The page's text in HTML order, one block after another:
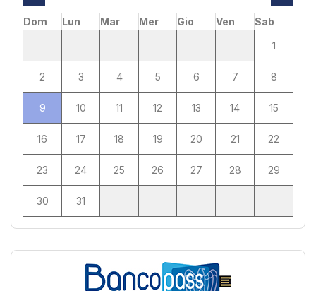
Dom Lun Mar Mer Gio Ven
Sab
1
2 3 4 5 6 7 8
9 10 11 12 13 14 15
16 17 18 19 20 21 22
23 24 25 26 27 28 29
30 31